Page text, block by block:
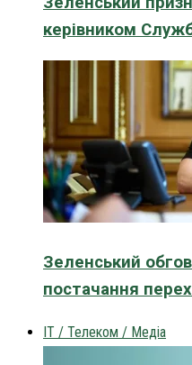
керівником
Зеленський
постачання
IT / Телеком / Медіа